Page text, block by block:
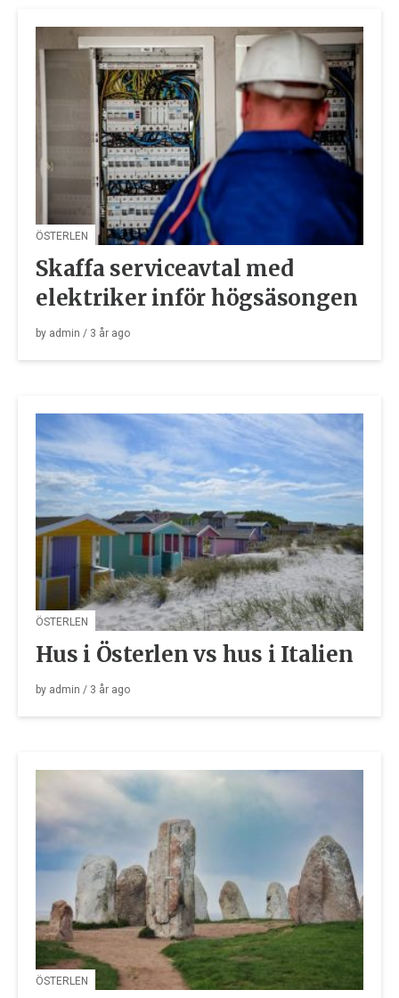
ÖSTERLEN
Skaffa serviceavtal med
elektriker inför högsäsongen
by admin / 3 år ago
ÖSTERLEN
Hus i Österlen vs hus i Italien
by admin / 3 år ago
ÖSTERLEN